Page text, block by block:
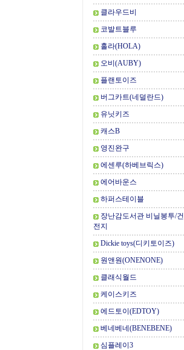
클라우드비
코발트블루
홀라(HOLA)
오비(AUBY)
플랜토이즈
버그카트(네덜란드)
유닛키즈
캐스B
영진완구
에센루(하베브릭스)
에어바운스
하퍼스테이블
장난감도서관 비닐봉투/건
전지
Dickie toys(디키토이즈)
원앤원(ONENONE)
클래식월드
케이스키즈
에드토이(EDTOY)
베네베네(BENEBENE)
심플레이3